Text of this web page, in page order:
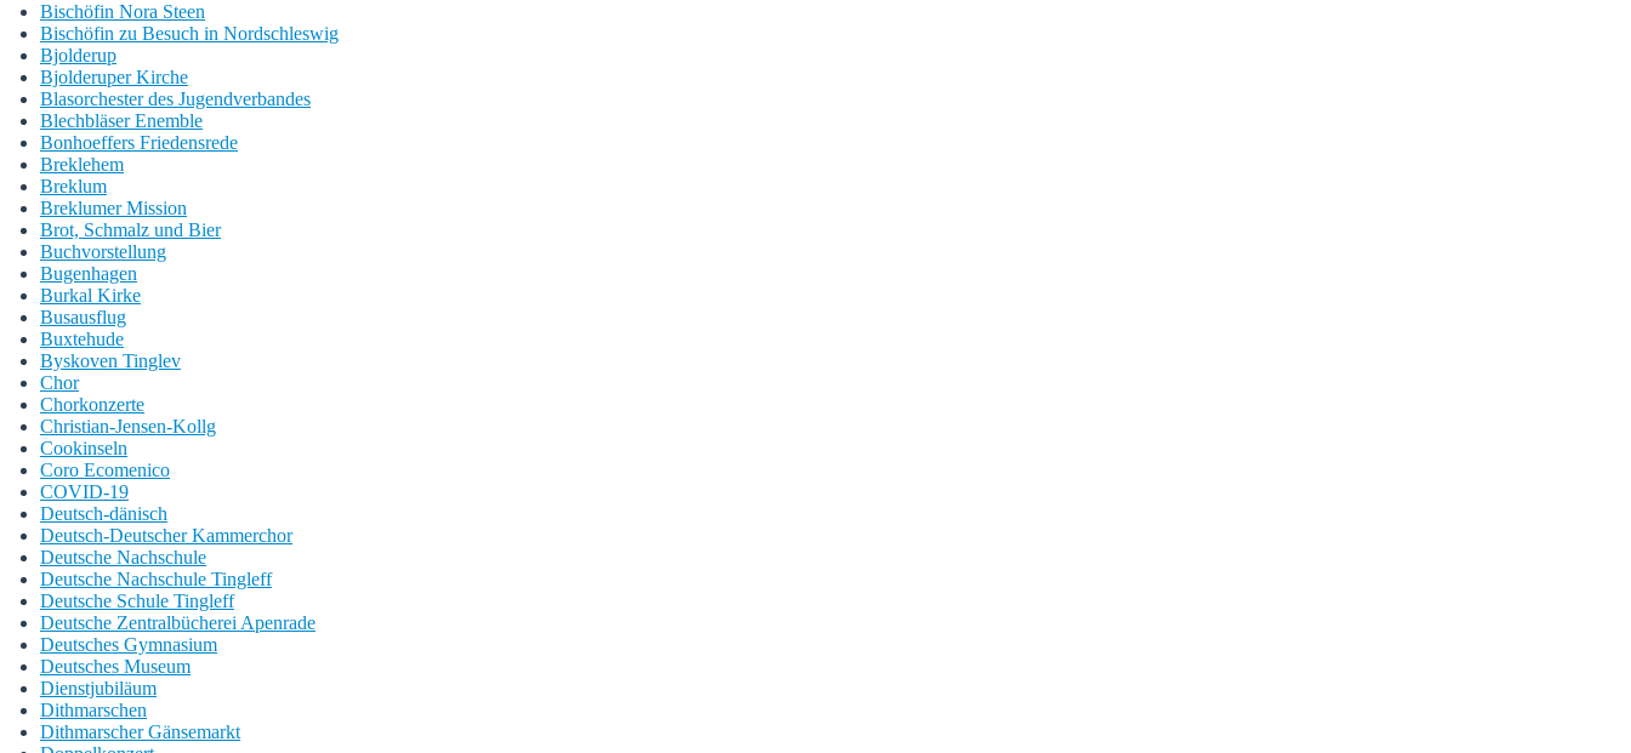
Bischöfin Nora Steen
Bischöfin zu Besuch in Nordschleswig
Bjolderup
Bjolderuper Kirche
Blasorchester des Jugendverbandes
Blechbläser Enemble
Bonhoeffers Friedensrede
Breklehem
Breklum
Breklumer Mission
Brot, Schmalz und Bier
Buchvorstellung
Bugenhagen
Burkal Kirke
Busausflug
Buxtehude
Byskoven Tinglev
Chor
Chorkonzerte
Christian-Jensen-Kollg
Cookinseln
Coro Ecomenico
COVID-19
Deutsch-dänisch
Deutsch-Deutscher Kammerchor
Deutsche Nachschule
Deutsche Nachschule Tingleff
Deutsche Schule Tingleff
Deutsche Zentralbücherei Apenrade
Deutsches Gymnasium
Deutsches Museum
Dienstjubiläum
Dithmarschen
Dithmarscher Gänsemarkt